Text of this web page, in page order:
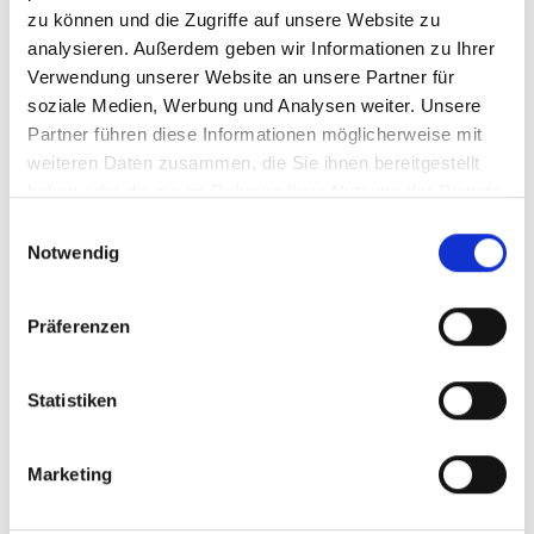
zu können und die Zugriffe auf unsere Website zu
analysieren. Außerdem geben wir Informationen zu Ihrer
Verwendung unserer Website an unsere Partner für
soziale Medien, Werbung und Analysen weiter. Unsere
Partner führen diese Informationen möglicherweise mit
weiteren Daten zusammen, die Sie ihnen bereitgestellt
Notwendig
Präferenzen
Statistiken
Marketing
Lenkhilfen
Lenkknauf für Lenkräder.